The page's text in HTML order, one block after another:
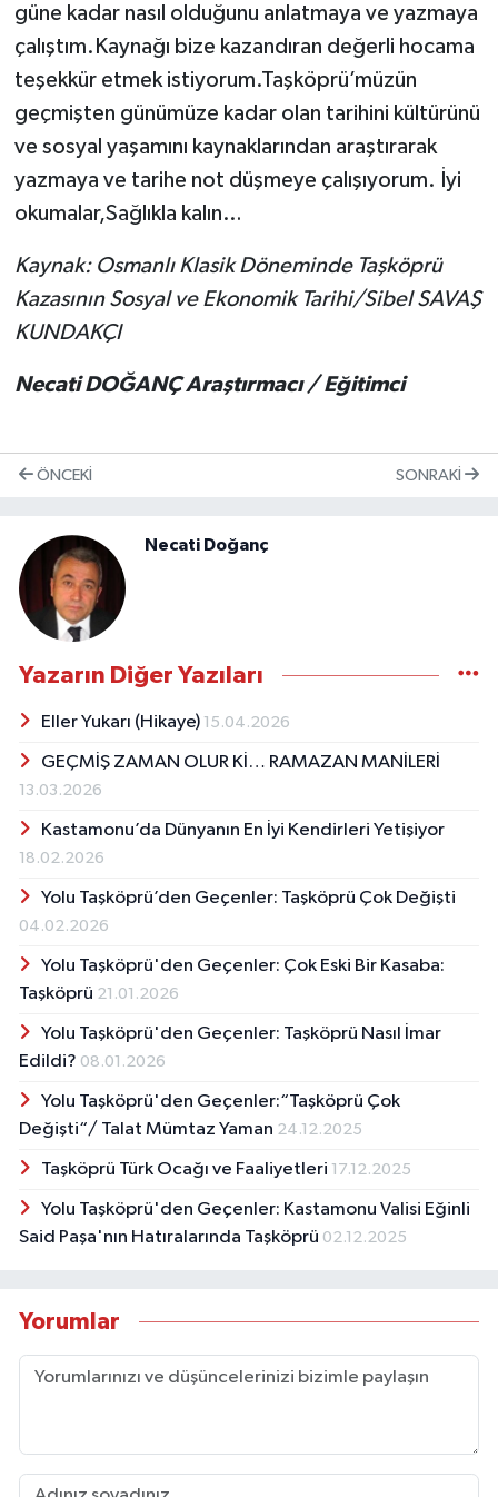
güne kadar nasıl olduğunu anlatmaya ve yazmaya
çalıştım.Kaynağı bize kazandıran değerli hocama
teşekkür etmek istiyorum.Taşköprü’müzün
geçmişten günümüze kadar olan tarihini kültürünü
ve sosyal yaşamını kaynaklarından araştırarak
yazmaya ve tarihe not düşmeye çalışıyorum. İyi
okumalar,Sağlıkla kalın…
Kaynak: Osmanlı Klasik Döneminde Taşköprü
Kazasının Sosyal ve Ekonomik Tarihi/Sibel SAVAŞ
KUNDAKÇI
Necati DOĞANÇ Araştırmacı / Eğitimci
ÖNCEKI SONRAKI
Necati Doğanç
Yazarın Diğer Yazıları
Eller Yukarı (Hikaye) 15.04.2026
GEÇMİŞ ZAMAN OLUR Kİ… RAMAZAN MANİLERİ
13.03.2026
Kastamonu’da Dünyanın En İyi Kendirleri Yetişiyor
18.02.2026
Yolu Taşköprü’den Geçenler: Taşköprü Çok Değişti
04.02.2026
Yolu Taşköprü'den Geçenler: Çok Eski Bir Kasaba:
Taşköprü 21.01.2026
Yolu Taşköprü'den Geçenler: Taşköprü Nasıl İmar
Edildi? 08.01.2026
Yolu Taşköprü'den Geçenler:“Taşköprü Çok
Değişti“/ Talat Mümtaz Yaman 24.12.2025
Taşköprü Türk Ocağı ve Faaliyetleri 17.12.2025
Yolu Taşköprü'den Geçenler: Kastamonu Valisi Eğinli
Said Paşa'nın Hatıralarında Taşköprü 02.12.2025
Yorumlar